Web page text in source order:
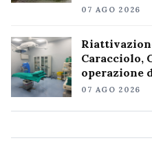
07 AGO 2026
Caracciolo,
operazione
07 AGO 2026